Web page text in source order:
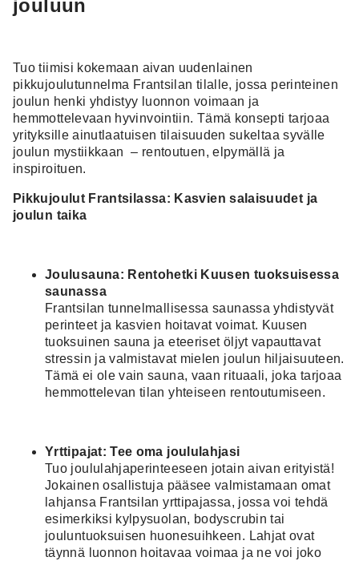
jouluun
Tuo tiimisi kokemaan aivan uudenlainen
pikkujoulutunnelma Frantsilan tilalle, jossa perinteinen
joulun henki yhdistyy luonnon voimaan ja
hemmottelevaan hyvinvointiin. Tämä konsepti tarjoaa
yrityksille ainutlaatuisen tilaisuuden sukeltaa syvälle
joulun mystiikkaan – rentoutuen, elpymällä ja
inspiroituen.
Pikkujoulut Frantsilassa: Kasvien salaisuudet ja
joulun taika
Joulusauna: Rentohetki Kuusen tuoksuisessa
saunassa
Frantsilan tunnelmallisessa saunassa yhdistyvät
perinteet ja kasvien hoitavat voimat. Kuusen
tuoksuinen sauna ja eteeriset öljyt vapauttavat
stressin ja valmistavat mielen joulun hiljaisuuteen.
Tämä ei ole vain sauna, vaan rituaali, joka tarjoaa
hemmottelevan tilan yhteiseen rentoutumiseen.
Yrttipajat: Tee oma joululahjasi
Tuo joululahjaperinteeseen jotain aivan erityistä!
Jokainen osallistuja pääsee valmistamaan omat
lahjansa Frantsilan yrttipajassa, jossa voi tehdä
esimerkiksi kylpysuolan, bodyscrubin tai
jouluntuoksuisen huonesuihkeen. Lahjat ovat
täynnä luonnon hoitavaa voimaa ja ne voi joko